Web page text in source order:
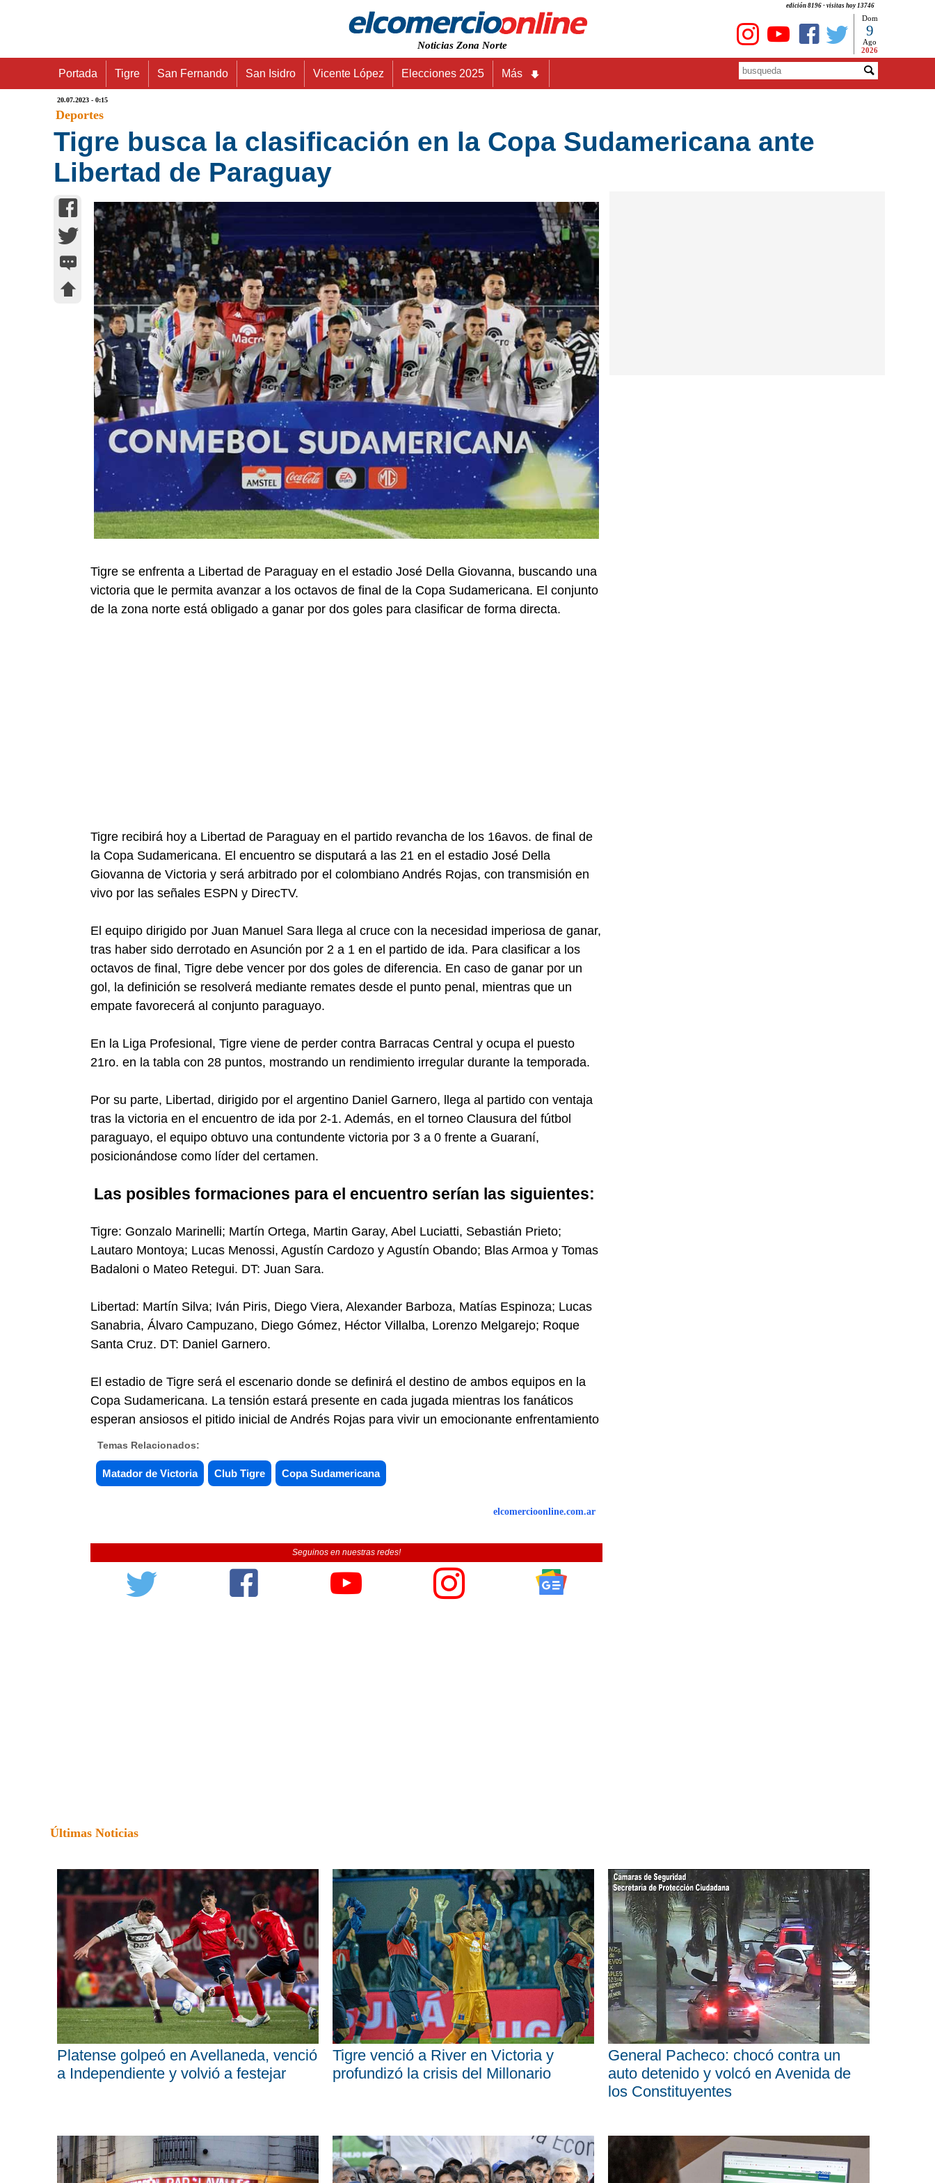
edición 8196 - visitas hoy 13746
Noticias Zona Norte
Dom
9
Ago
2026
Portada Tigre San Fernando San Isidro Vicente López Elecciones 2025 Más
20.07.2023 - 0:15
Deportes
Tigre busca la clasificación en la Copa Sudamericana ante
Libertad de Paraguay
Tigre se enfrenta a Libertad de Paraguay en el estadio José Della Giovanna, buscando una
victoria que le permita avanzar a los octavos de final de la Copa Sudamericana. El conjunto
de la zona norte está obligado a ganar por dos goles para clasificar de forma directa.
Tigre recibirá hoy a Libertad de Paraguay en el partido revancha de los 16avos. de final de
la Copa Sudamericana. El encuentro se disputará a las 21 en el estadio José Della
Giovanna de Victoria y será arbitrado por el colombiano Andrés Rojas, con transmisión en
vivo por las señales ESPN y DirecTV.
El equipo dirigido por Juan Manuel Sara llega al cruce con la necesidad imperiosa de ganar,
tras haber sido derrotado en Asunción por 2 a 1 en el partido de ida. Para clasificar a los
octavos de final, Tigre debe vencer por dos goles de diferencia. En caso de ganar por un
gol, la definición se resolverá mediante remates desde el punto penal, mientras que un
empate favorecerá al conjunto paraguayo.
En la Liga Profesional, Tigre viene de perder contra Barracas Central y ocupa el puesto
21ro. en la tabla con 28 puntos, mostrando un rendimiento irregular durante la temporada.
Por su parte, Libertad, dirigido por el argentino Daniel Garnero, llega al partido con ventaja
tras la victoria en el encuentro de ida por 2-1. Además, en el torneo Clausura del fútbol
paraguayo, el equipo obtuvo una contundente victoria por 3 a 0 frente a Guaraní,
posicionándose como líder del certamen.
Las posibles formaciones para el encuentro serían las siguientes:
Tigre: Gonzalo Marinelli; Martín Ortega, Martin Garay, Abel Luciatti, Sebastián Prieto;
Lautaro Montoya; Lucas Menossi, Agustín Cardozo y Agustín Obando; Blas Armoa y Tomas
Badaloni o Mateo Retegui. DT: Juan Sara.
Libertad: Martín Silva; Iván Piris, Diego Viera, Alexander Barboza, Matías Espinoza; Lucas
Sanabria, Álvaro Campuzano, Diego Gómez, Héctor Villalba, Lorenzo Melgarejo; Roque
Santa Cruz. DT: Daniel Garnero.
El estadio de Tigre será el escenario donde se definirá el destino de ambos equipos en la
Copa Sudamericana. La tensión estará presente en cada jugada mientras los fanáticos
esperan ansiosos el pitido inicial de Andrés Rojas para vivir un emocionante enfrentamiento
Temas Relacionados:
Matador de Victoria Club Tigre Copa Sudamericana
elcomercioonline.com.ar
Seguinos en nuestras redes!
Últimas Noticias
Platense golpeó en Avellaneda, venció
a Independiente y volvió a festejar
Tigre venció a River en Victoria y
profundizó la crisis del Millonario
General Pacheco: chocó contra un
auto detenido y volcó en Avenida de
los Constituyentes